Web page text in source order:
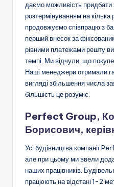
даємо можливість
розтермінуванням на кілька
продовжуємо співпрацю з
перший внесок за
рівними платежами решту
темпі. Ми відчули, що
Наші менеджери отримали
вигляді збільшення числа
більшість це розуміє.
Perfect Group,
Борисович,
Усі будівництва компанії
але при цьому ми ввели
наших працівників.
працюють на відстані 1-2